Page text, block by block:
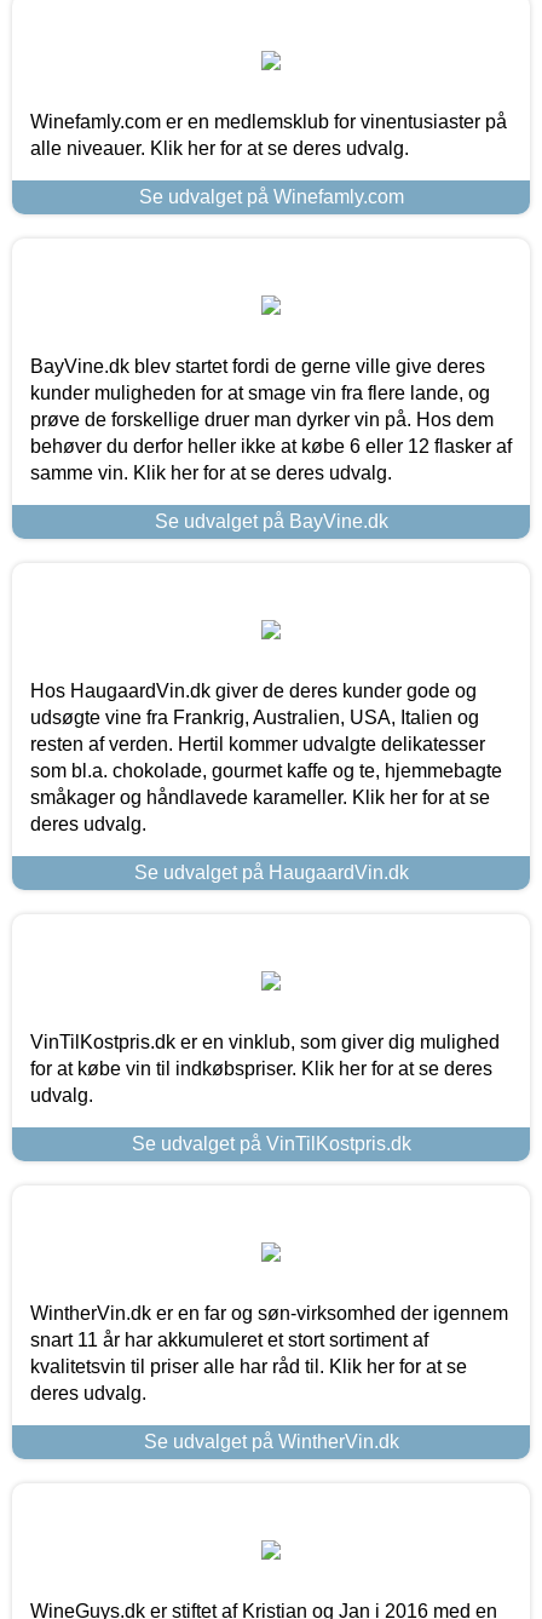
Winefamly.com er en medlemsklub for vinentusiaster på
alle niveauer. Klik her for at se deres udvalg.
Se udvalget på Winefamly.com
BayVine.dk blev startet fordi de gerne ville give deres
kunder muligheden for at smage vin fra flere lande, og
prøve de forskellige druer man dyrker vin på. Hos dem
behøver du derfor heller ikke at købe 6 eller 12 flasker af
samme vin. Klik her for at se deres udvalg.
Se udvalget på BayVine.dk
Hos HaugaardVin.dk giver de deres kunder gode og
udsøgte vine fra Frankrig, Australien, USA, Italien og
resten af verden. Hertil kommer udvalgte delikatesser
som bl.a. chokolade, gourmet kaffe og te, hjemmebagte
småkager og håndlavede karameller. Klik her for at se
deres udvalg.
Se udvalget på HaugaardVin.dk
VinTilKostpris.dk er en vinklub, som giver dig mulighed
for at købe vin til indkøbspriser. Klik her for at se deres
udvalg.
Se udvalget på VinTilKostpris.dk
WintherVin.dk er en far og søn-virksomhed der igennem
snart 11 år har akkumuleret et stort sortiment af
kvalitetsvin til priser alle har råd til. Klik her for at se
deres udvalg.
Se udvalget på WintherVin.dk
WineGuys.dk er stiftet af Kristian og Jan i 2016 med en